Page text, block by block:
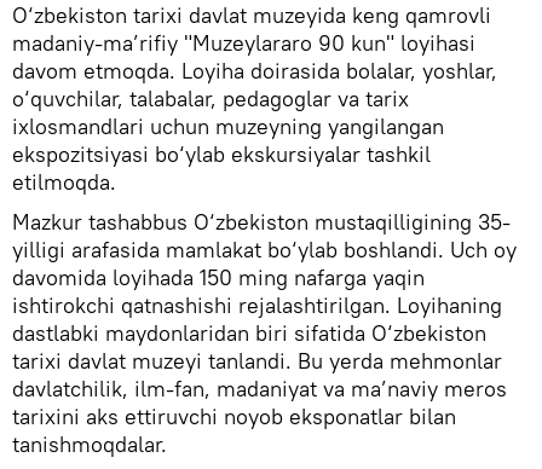
O‘zbekiston tarixi davlat muzeyida keng qamrovli
madaniy-ma’rifiy "Muzeylararo 90 kun" loyihasi
davom etmoqda. Loyiha doirasida bolalar, yoshlar,
o‘quvchilar, talabalar, pedagoglar va tarix
ixlosmandlari uchun muzeyning yangilangan
ekspozitsiyasi bo‘ylab ekskursiyalar tashkil
etilmoqda.
Mazkur tashabbus O‘zbekiston mustaqilligining 35-
yilligi arafasida mamlakat bo‘ylab boshlandi. Uch oy
davomida loyihada 150 ming nafarga yaqin
ishtirokchi qatnashishi rejalashtirilgan. Loyihaning
dastlabki maydonlaridan biri sifatida O‘zbekiston
tarixi davlat muzeyi tanlandi. Bu yerda mehmonlar
davlatchilik, ilm-fan, madaniyat va ma’naviy meros
tarixini aks ettiruvchi noyob eksponatlar bilan
tanishmoqdalar.